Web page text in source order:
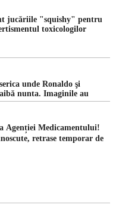
jucăriile "squishy" pentru
toxicologilor
unde Ronaldo şi
nunta. Imaginile au
Agenției Medicamentului!
retrase temporar de